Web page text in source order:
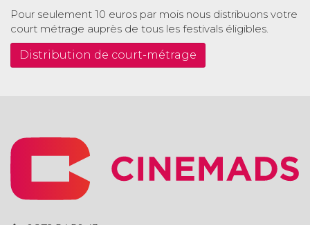
Pour seulement 10 euros par mois nous distribuons votre
court métrage auprès de tous les festivals éligibles.
Distribution de court-métrage